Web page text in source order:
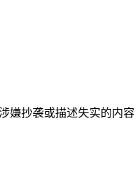
抄袭或描述失实的内容